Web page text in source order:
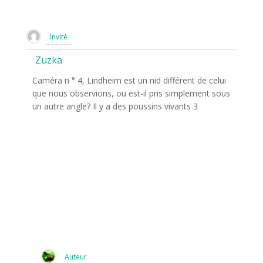
Invité
Zuzka
Caméra n ° 4, Lindheim est un nid différent de celui
que nous observions, ou est-il pris simplement sous
un autre angle? Il y a des poussins vivants 3
Auteur